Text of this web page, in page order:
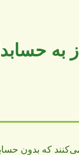
به
که بدون